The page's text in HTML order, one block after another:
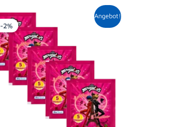
Angebot!
-2%
Ursprünglicher
war:
5,00 €
Aktueller
Preis